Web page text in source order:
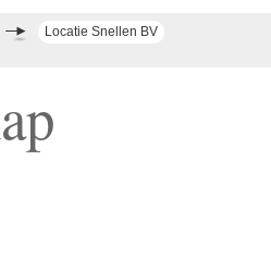
Locatie Snellen BV